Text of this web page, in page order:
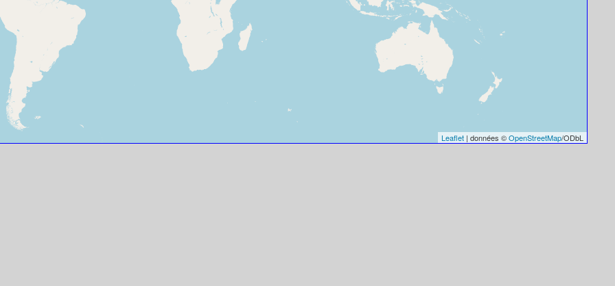
Leaflet| données ©OpenStreetMap/ODbL